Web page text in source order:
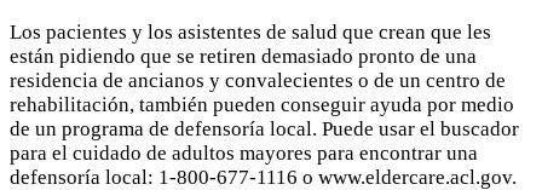
Los pacientes y los asistentes de salud que crean que les
están pidiendo que se retiren demasiado pronto de una
residencia de ancianos y convalecientes o de un centro de
rehabilitación, también pueden conseguir ayuda por medio
de un programa de defensoría local. Puede usar el buscador
para el cuidado de adultos mayores para encontrar una
defensoría local: 1-800-677-1116 o www.eldercare.acl.gov.